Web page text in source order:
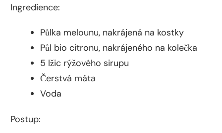
Ingredience:
Půlka melounu, nakrájená na kostky
Půl bio citronu, nakrájeného na kolečka
5 lžic rýžového sirupu
Čerstvá máta
Voda
Postup: